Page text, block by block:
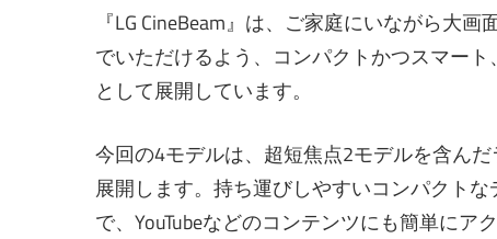
『LG CineBeam』は、ご家庭にいながら大
でいただけるよう、コンパクトかつスマー
として展開しています。
今回の4モデルは、超短焦点2モデルを含ん
展開します。持ち運びしやすいコンパクト
で、YouTubeなどのコンテンツにも簡単に